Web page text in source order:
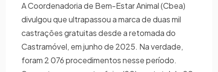
A Coordenadoria de Bem-Estar Animal (Cbea)
divulgou que ultrapassou a marca de duas mil
castrações gratuitas desde a retomada do
Castramóvel, em junho de 2025. Na verdade,
foram 2 076 procedimentos nesse período.